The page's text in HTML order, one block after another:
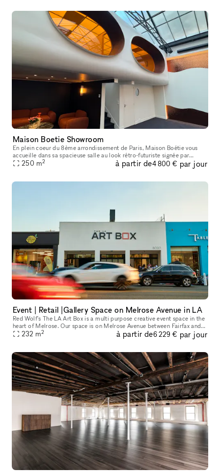
Maison Boetie Showroom
En plein coeur du 8ème arrondissement de Paris, Maison Boétie vous
accueille dans sa spacieuse salle au look rétro-futuriste signée par
l’architecte Jessica Mille. Nous mettons à votre disposition un
250 m2 à partir de4 800 € par jour
Event | Retail |Gallery Space on Melrose Avenue in LA
Red Wolf's The LA Art Box is a multi purpose creative event space in the
heart of Melrose. Our space is on Melrose Avenue between Fairfax and
Crescent Heights. Great location and access for Los Angel
232 m2 à partir de6 229 € par jour